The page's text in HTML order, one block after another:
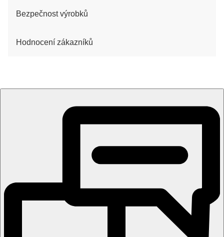
Bezpečnost výrobků
Hodnocení zákazníků